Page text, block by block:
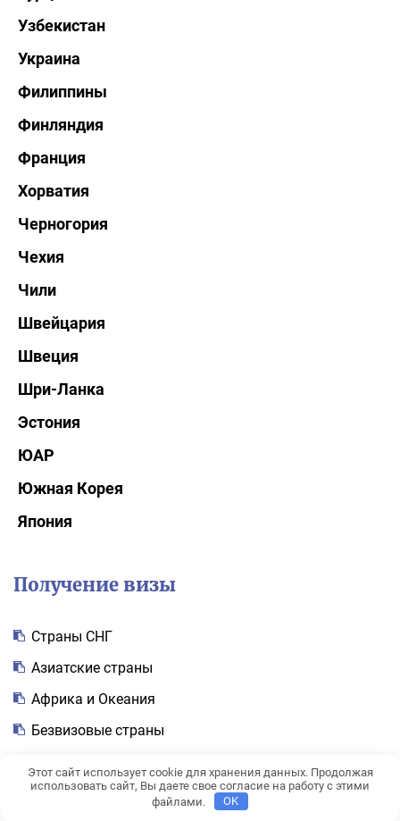
Узбекистан
Украина
Филиппины
Финляндия
Франция
Хорватия
Черногория
Чехия
Чили
Швейцария
Швеция
Шри-Ланка
Эстония
ЮАР
Южная Корея
Япония
Получение визы
Cтраны СНГ
Азиатские страны
Африка и Океания
Безвизовые страны
Визы в США и Канаду
Этот сайт использует cookie для хранения данных. Продолжая
использовать сайт, Вы даете свое согласие на работу с этими
файлами.
OK